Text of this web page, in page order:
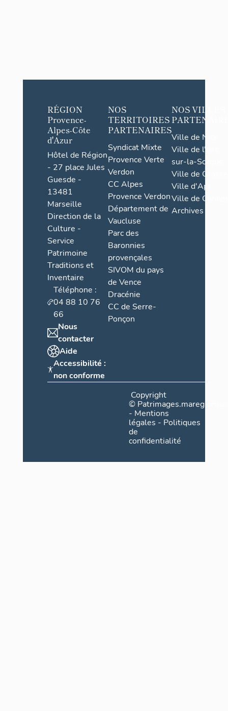
RÉGION
Provence-
Alpes-Côte
d'Azur
Hôtel de Région
- 27 place Jules
Guesde -
13481
Marseille
Direction de la
Culture -
Service
Patrimoine
Traditions et
Inventaire
Téléphone :
04 88 10 76
66
Nous
contacter
Aide
Accessibilité :
non conforme
NOS
TERRITOIRES
PARTENAIRES
Syndicat Mixte
Provence Verte
Verdon
CC Alpes
Provence Verdon
Département de
Vaucluse
Parc des
Baronnies
provençales
SIVOM du pays
de Vence
Dracénie
CC de Serre-
Ponçon
NOS VILLES
Ville de Nice
Ville de l'Isle-
sur-la-Sorgue
Ville de Grasse
Ville d'Apt
Ville de
Archives
Copyright
©
- Mentions
légales - Politiques
de
confidentialité